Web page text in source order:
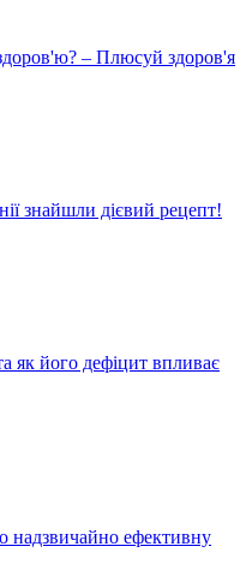
– Плюсуй здоров'я
знайшли дієвий рецепт!
як його дефіцит впливає
надзвичайно ефективну